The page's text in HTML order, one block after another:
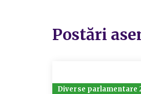
Postări
Diverse parlamentare